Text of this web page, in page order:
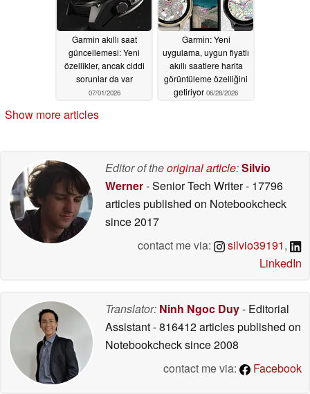
Garmin akıllı saat
güncellemesi: Yeni
özellikler, ancak ciddi
sorunlar da var
07/01/2026
Garmin: Yeni
uygulama, uygun fiyatlı
akıllı saatlere harita
görüntüleme özelliğini
getiriyor 06/28/2026
Show more articles
Editor of theoriginal article:Silvio
Werner- Senior Tech Writer- 17796
articles published on Notebookcheck
since 2017
contact me via:
silvio39191,
LinkedIn
Translator: Ninh Ngoc Duy- Editorial
Assistant- 816412 articles published on
Notebookchecksince 2008
contact me via:
Facebook